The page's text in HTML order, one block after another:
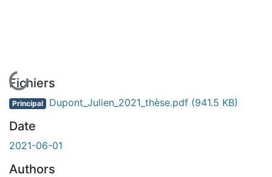
En cours de chargement...
Fichiers
Principal Dupont_Julien_2021_thèse.pdf (941.5 KB)
Date
2021-06-01
Authors